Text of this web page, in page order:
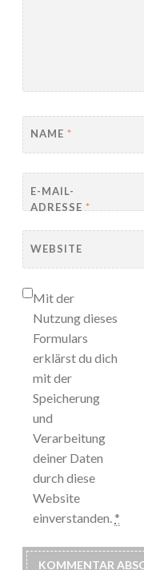
NAME *
E-MAIL-
ADRESSE *
WEBSITE
Mit der
Nutzung dieses
Formulars
erklärst du dich
mit der
Speicherung
und
Verarbeitung
deiner Daten
durch diese
Website
einverstanden. *